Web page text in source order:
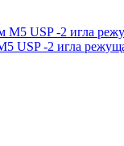
USP -2 игла